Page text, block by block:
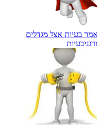
בעיות אצל מגדלים
בעיות